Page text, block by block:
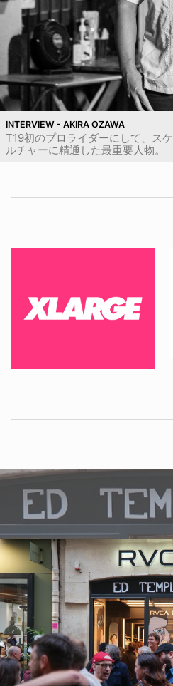
INTERVIEW - AKIRA OZAWA
T19初のプロライダーにして、ス
ルチャーに精通した最重要人物。